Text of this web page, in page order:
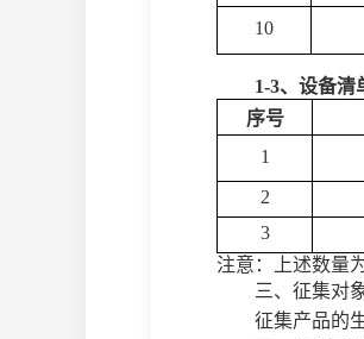
10
1-3、设备清
序号
1
2
3
注意：上述数量
三、征集对
征集产品的